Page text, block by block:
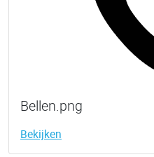
Bellen.png
Bekijken